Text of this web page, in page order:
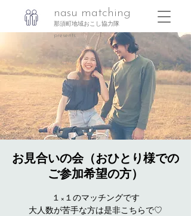
nasu matching
那須町地域おこし協力隊
presents
お見合いの会（おひとり様での
ご参加希望の方）
１×１のマッチングです
大人数が苦手な方は是非こちらで♡